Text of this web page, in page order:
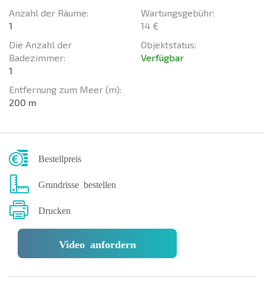
Anzahl der Räume:
1
Die Anzahl der
Badezimmer:
1
Entfernung zum Meer (m):
200 m
Wartungsgebühr:
14 €
Objektstatus:
Verfügbar
Bestellpreis
Grundrisse bestellen
Drucken
Video anfordern